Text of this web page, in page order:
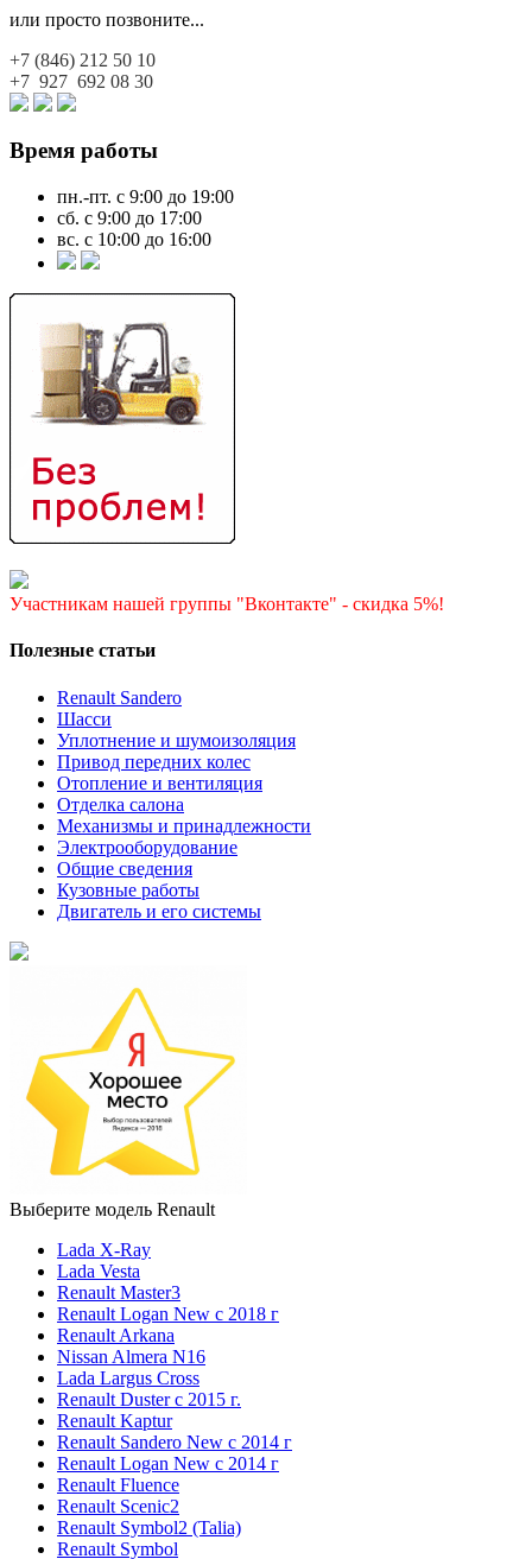
или просто позвоните...
+7 (846) 212 50 10
+7 927 692 08 30
Время работы
пн.-пт. с 9:00 до 19:00
сб. с 9:00 до 17:00
вс. с 10:00 до 16:00
Участникам нашей группы "Вконтакте" - скидка 5%!
Полезные статьи
Renault Sandero
Шасси
Уплотнение и шумоизоляция
Привод передних колес
Отопление и вентиляция
Отделка салона
Механизмы и принадлежности
Электрооборудование
Общие сведения
Кузовные работы
Двигатель и его системы
Выберите модель Renault
Lada X-Ray
Lada Vesta
Renault Master3
Renault Logan New с 2018 г
Renault Arkana
Nissan Almera N16
Lada Largus Cross
Renault Duster с 2015 г.
Renault Kaptur
Renault Sandero New с 2014 г
Renault Logan New с 2014 г
Renault Fluence
Renault Scenic2
Renault Symbol2 (Talia)
Renault Symbol